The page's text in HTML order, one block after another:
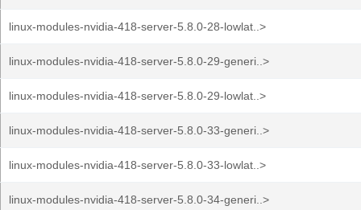
linux-modules-nvidia-418-server-5.8.0-28-lowlat..>
linux-modules-nvidia-418-server-5.8.0-29-generi..>
linux-modules-nvidia-418-server-5.8.0-29-lowlat..>
linux-modules-nvidia-418-server-5.8.0-33-generi..>
linux-modules-nvidia-418-server-5.8.0-33-lowlat..>
linux-modules-nvidia-418-server-5.8.0-34-generi..>